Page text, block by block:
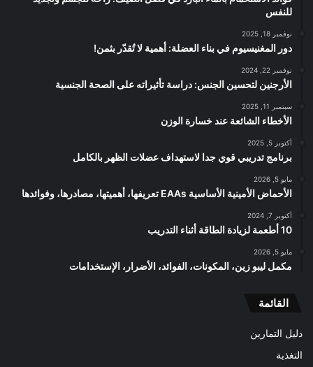
للنفس
نوفمبر 18, 2025
دور المغنيسيوم في بناء العضلة: أهمية لا تُقدّر بثمن!
نوفمبر 22, 2024
الأرجنين لتحسين الجنس: دراسة تأثيراته على الصحة الجنسية
سبتمبر 11, 2025
الأخطاء الشائعة عند خسارة الوزن
أكتوبر 5, 2025
برنامج تدريبي قوي جدا لاستهداف عضلات الظهر بالكامل
مايو 5, 2026
الأحماض الأمينية الأساسية EAAs تعريفها، أهميتها، مصادرها، وفوائدها
أكتوبر 7, 2024
10 أطعمة لزيادة الطاقة أثناء التدريب
مايو 5, 2026
مكمل ليبو زين، المكونات، الفوائد، الأضرار، الإستخدامات
القائمة
دليل التمارين
التغذية